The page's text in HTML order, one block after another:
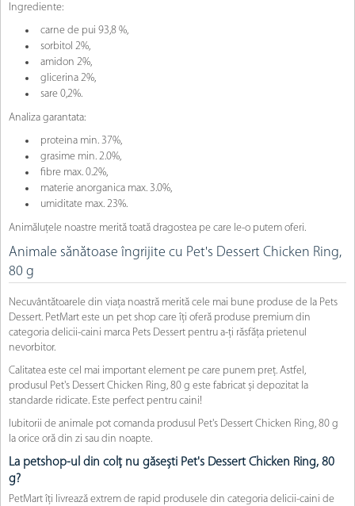
Ingrediente:
carne de pui 93,8 %,
sorbitol 2%,
amidon 2%,
glicerina 2%,
sare 0,2%.
Analiza garantata:
proteina min. 37%,
grasime min. 2.0%,
fibre max. 0.2%,
materie anorganica max. 3.0%,
umiditate max. 23%.
Animăluțele noastre merită toată dragostea pe care le-o putem oferi.
Animale sănătoase îngrijite cu Pet's Dessert Chicken Ring,
80 g
Necuvântătoarele din viața noastră merită cele mai bune produse de la Pets
Dessert. PetMart este un pet shop care îți oferă produse premium din
categoria delicii-caini marca Pets Dessert pentru a-ți răsfăța prietenul
nevorbitor.
Calitatea este cel mai important element pe care punem preț. Astfel,
produsul Pet's Dessert Chicken Ring, 80 g este fabricat și depozitat la
standarde ridicate. Este perfect pentru caini!
Iubitorii de animale pot comanda produsul Pet's Dessert Chicken Ring, 80 g
la orice oră din zi sau din noapte.
La petshop-ul din colț nu găsești Pet's Dessert Chicken Ring, 80
g?
PetMart îți livrează extrem de rapid produsele din categoria delicii-caini de